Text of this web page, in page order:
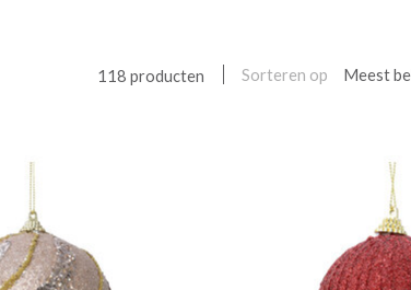
118 producten Sorteren op Meest